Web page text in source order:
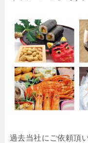
過去当社にご依頼頂